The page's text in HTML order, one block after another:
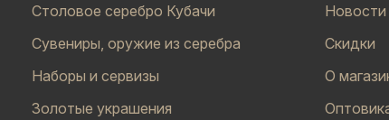
Столовое серебро Кубачи
Сувениры, оружие из серебра
Наборы и сервизы
Золотые украшения
Новости
Скидки
О